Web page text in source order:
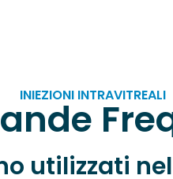
INIEZIONI INTRAVITREALI
utilizzati